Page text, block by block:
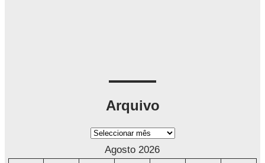
Arquivo
A
Agosto 2026